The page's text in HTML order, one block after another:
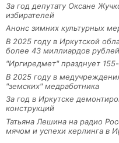
За год депутату Оксане
избирателей
Анонс зимних культурных
В 2025 году в Иркутской
более 43 миллиардов рублей
"Иргиредмет" празднует
В 2025 году в
"земских" медработника
За год в Иркутске
конструкций
Татьяна Лешина на радио
мячом и успехи керлинга в